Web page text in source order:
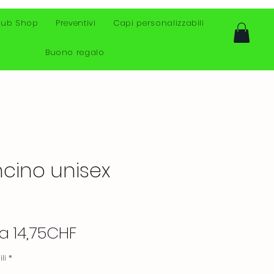
Shop Preventivi Capi personalizzabili
Buono regalo
unisex
14,75CHFPrezzo
*